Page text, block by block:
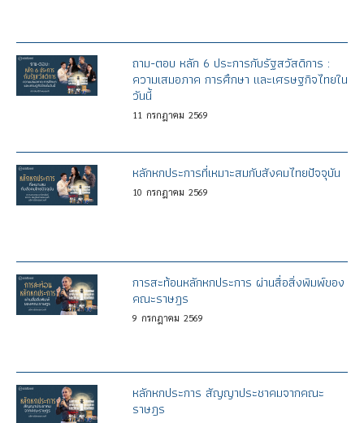
ถาม-ตอบ หลัก 6 ประการกับรัฐสวัสดิการ :
ความเสมอภาค การศึกษา และเศรษฐกิจไทยใน
วันนี้
11 กรกฎาคม 2569
หลักหกประการที่เหมาะสมกับสังคมไทยปัจจุบัน
10 กรกฎาคม 2569
การสะท้อนหลักหกประการ ผ่านสื่อสิ่งพิมพ์ของ
คณะราษฎร
9 กรกฎาคม 2569
หลักหกประการ สัญญาประชาคมจากคณะ
ราษฎร